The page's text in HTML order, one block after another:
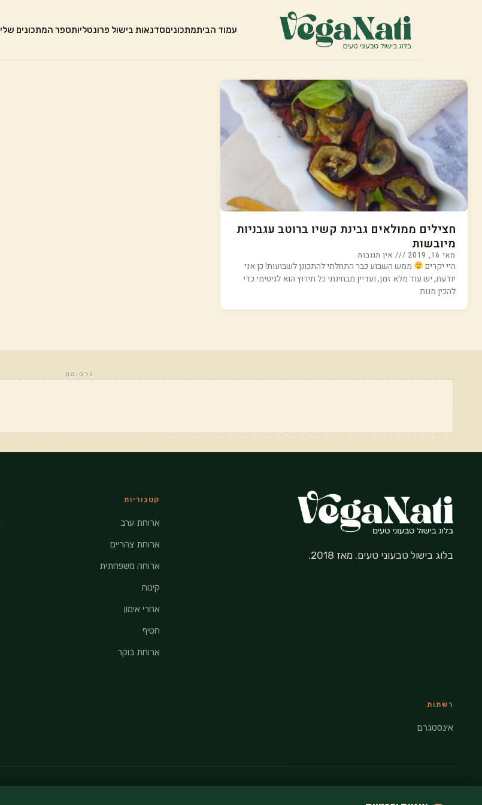
עמוד הביתמתכוניםסדנאות בישול פרונטליותספר המתכונים שלי
חצילים ממולאים גבינת קשיו ברוטב עגבניות
מיובשות
מאי 16, 2019 אין תגובות
היי יקרים
ממש השבוע כבר התחלתי להתכונן לשבועות! כן אני
יודעת, יש עוד מלא זמן, ועדיין מבחינתי כל תירוץ הוא לגיטימי כדי
להכין מנות
פרסומת
בלוג בישול טבעוני טעים. מאז 2018.
קטגוריות
ארוחת ערב
ארוחת צהריים
ארוחה משפחתית
קינוח
אחרי אימון
חטיף
ארוחת בוקר
רשתות
אינסטגרם